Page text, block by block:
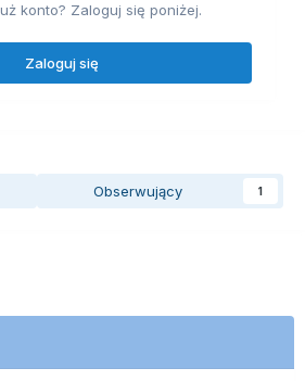
konto? Zaloguj się poniżej.
Zaloguj się
Obserwujący 1